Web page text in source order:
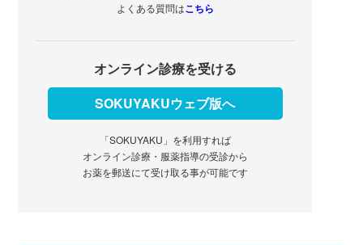
よくある質問はこちら
オンライン診療を受ける
SOKUYAKUウェブ版へ
「SOKUYAKU」を利用すれば
オンライン診療・服薬指導の受診から
お薬を郵送にて受け取る事が可能です